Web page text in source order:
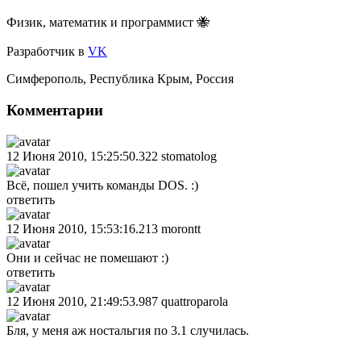
Физик, математик и программист 🐝
Разработчик в VK
Симферополь, Республика Крым, Россия
Комментарии
12 Июня 2010, 15:25:50.322 stomatolog
Всё, пошел учить команды DOS. :)
ответить
12 Июня 2010, 15:53:16.213 morontt
Они и сейчас не помешают :)
ответить
12 Июня 2010, 21:49:53.987 quattroparola
Бля, у меня аж ностальгия по 3.1 случилась.